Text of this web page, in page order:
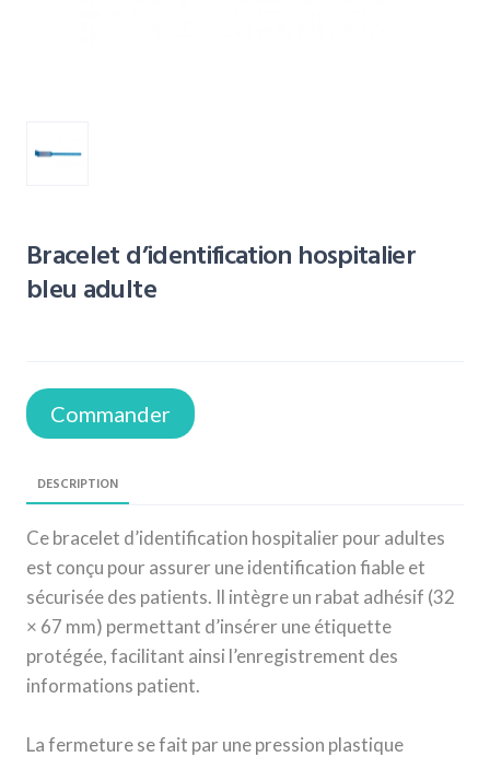
Bracelet d’identification hospitalier
bleu adulte
Commander
DESCRIPTION
Ce bracelet d’identification hospitalier pour adultes
est conçu pour assurer une identification fiable et
sécurisée des patients. Il intègre un rabat adhésif (32
× 67 mm) permettant d’insérer une étiquette
protégée, facilitant ainsi l’enregistrement des
informations patient.
La fermeture se fait par une pression plastique